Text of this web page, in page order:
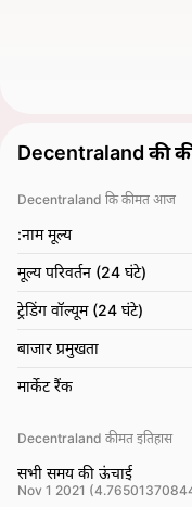
Decentraland की
Decentraland कि कीमत आज
:नाम मूल्य
मूल्य परिवर्तन (24 घंटे)
ट्रेडिंग वॉल्यूम (24 घंटे)
बाजार प्रमुखता
मार्केट रैंक
Decentraland कीमत इतिहास
सभी समय की ऊंचाई
Nov 1 2021